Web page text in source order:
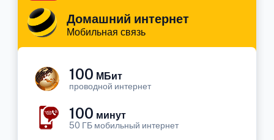
Домашний интернет
Мобильная связь
100 МБит
проводной интернет
100 минут
50 ГБ мобильный интернет